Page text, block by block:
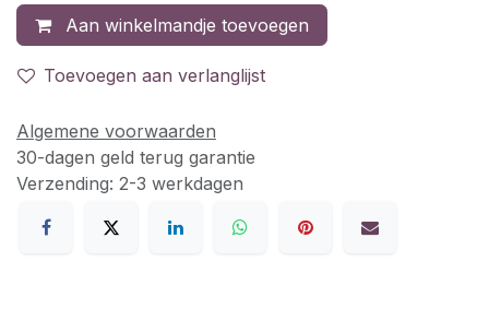
Aan winkelmandje toevoegen
Toevoegen aan verlanglijst
Algemene voorwaarden
30-dagen geld terug garantie
Verzending: 2-3 werkdagen